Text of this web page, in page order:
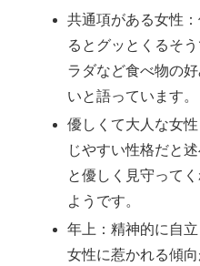
共通項がある女性
るとグッとくるそ
ラダなど食べ物の
いと語っています。
優しくて大人な女
じやすい性格だと
と優しく見守って
ようです。
年上：精神的に自
女性に惹かれる傾向